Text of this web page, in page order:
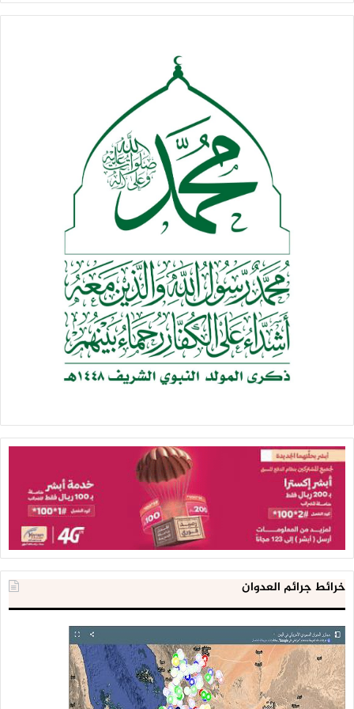
منعوا تدفق وعودة المساعدات والمشاريع الإنسانية كما كانت .
مارسوا الإرهاب على البنك وسعوا ﻷخذ أو لتجميد الاحتياطي
واستهدفوا القطاعات الإيرادية وشنوا الدعايات الكاذبة عليهم بكل
حاربوا العملة الوطنية وعملوا على إضعاف سعرها ثم كرسوا
الجهود لسحبها بعد أن أعاقوا طباعتها .
فصلوا مأرب ومواردها وبنكها عن الدولة وتحكموا في الغاز المنزلي
بصورة أضرت بالمواطن الضعيف .
وفي الأخير عملوا ويعملون على نقل البنك المركزي إلى عدن
وتعهدوا أمام العالم بصرف الرواتب وبقية الالتزامات لكل اليمنيين
لنجدهم اليوم يكتفون بالصرف للمحافظات الشرقية والجنوبية
فقط وكأن الهدف هو المزيد من الحصار والعقاب الجماعي لمعظم
أبناء هذا الشعب استكمالا للحرب العبثية الظالمة والشاملة التي
تشن عليهم منذ قرابة العامين .
خرائط جرائم العدوان